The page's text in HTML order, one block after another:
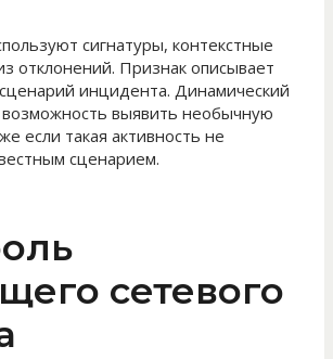
сигнатуры, контекстные
отклонений. Признак описывает
инцидента. Динамический
выявить необычную
если такая активность не
сценарием.
сетевого